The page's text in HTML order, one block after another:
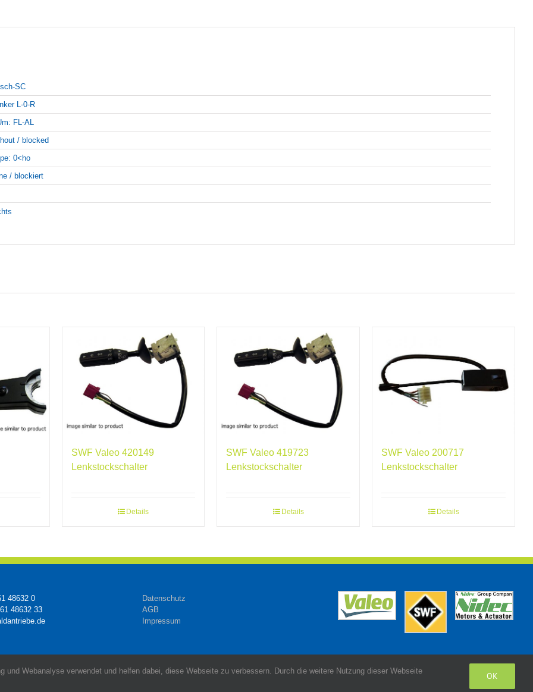
SC
L-0-R
FL-AL
/ blocked
0<ho
/ blockiert
SWF Valeo 420149
Lenkstockschalter
Details
SWF Valeo 419723
Lenkstockschalter
Details
SWF Valeo 200717
Lenkstockschalter
Details
48632 0
48632 33
Datenschutz
AGB
Impressum
Webanalyse verwendet und helfen dabei, diese Webseite zu verbessern. Durch die weitere Nutzung dieser Webseite
OK